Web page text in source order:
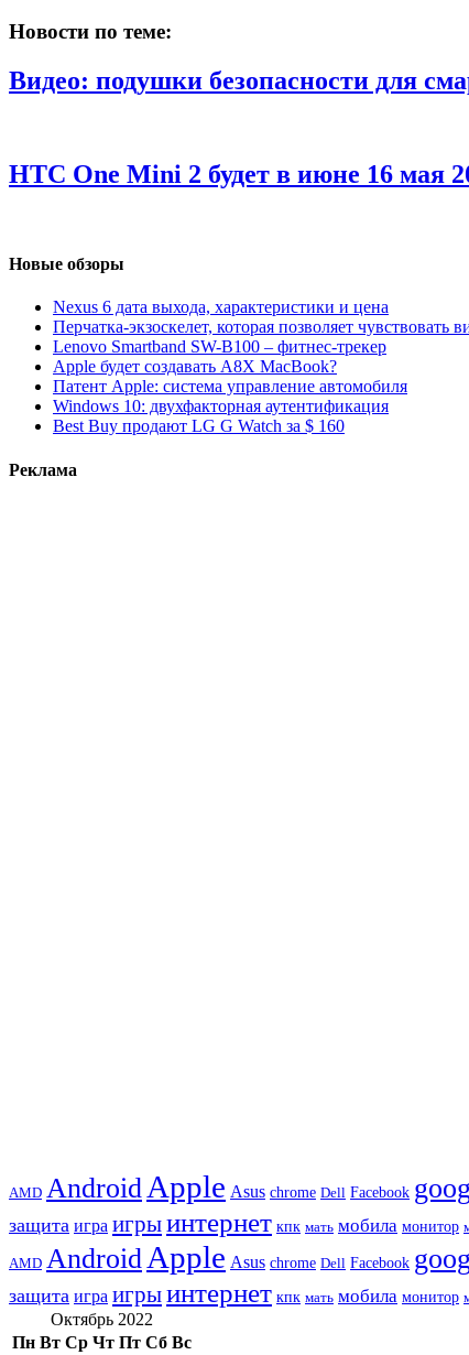
Новости по теме:
Видео: подушки безопасности для
HTC One Mini 2 будет в июне 16 мая
Новые обзоры
Nexus 6 дата выхода, характеристики и цена
Перчатка-экзоскелет, которая позволяет чувствовать
Lenovo Smartband SW-B100 – фитнес-трекер
Apple будет создавать A8X MacBook?
Патент Apple: система управление автомобиля
Windows 10: двухфакторная аутентификация
Best Buy продают LG G Watch за $ 160
Реклама
AMD Android Apple Asus chrome Dell Facebook
защита игра игрыинтернет кпк мать мобила монитор
AMD Android Apple Asus chrome Dell Facebook
защита игра игрыинтернет кпк мать мобила монитор
Октябрь 2022
Пн Вт Ср Чт Пт Сб Вс